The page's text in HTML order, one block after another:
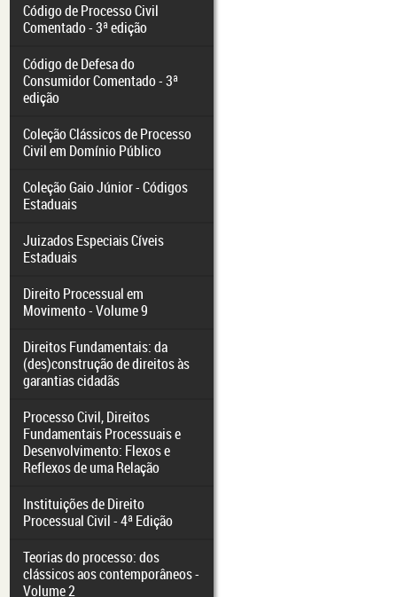
Código de Processo Civil
Comentado - 3ª edição
Código de Defesa do
Consumidor Comentado - 3ª
edição
Coleção Clássicos de Processo
Civil em Domínio Público
Coleção Gaio Júnior - Códigos
Estaduais
Juizados Especiais Cíveis
Estaduais
Direito Processual em
Movimento - Volume 9
Direitos Fundamentais: da
(des)construção de direitos às
garantias cidadãs
Processo Civil, Direitos
Fundamentais Processuais e
Desenvolvimento: Flexos e
Reflexos de uma Relação
Instituições de Direito
Processual Civil - 4ª Edição
Teorias do processo: dos
clássicos aos contemporâneos -
Volume 2